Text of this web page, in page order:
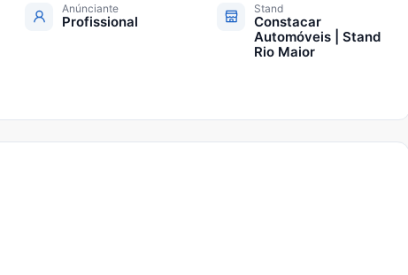
Anúnciante
Profissional
Stand
Constacar
Automóveis | Stand
Rio Maior